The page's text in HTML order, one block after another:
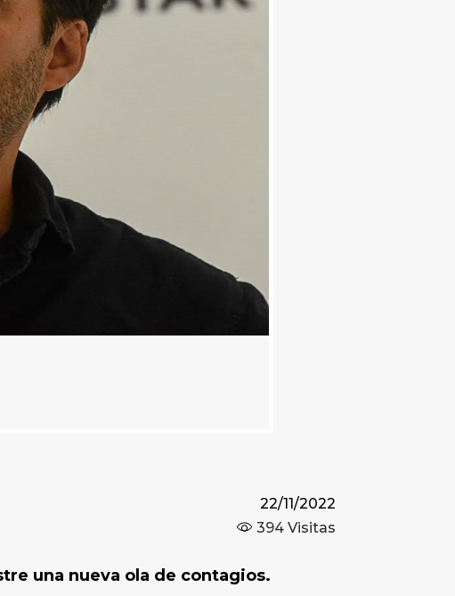
22/11/2022
394Visitas
una nueva ola de contagios.